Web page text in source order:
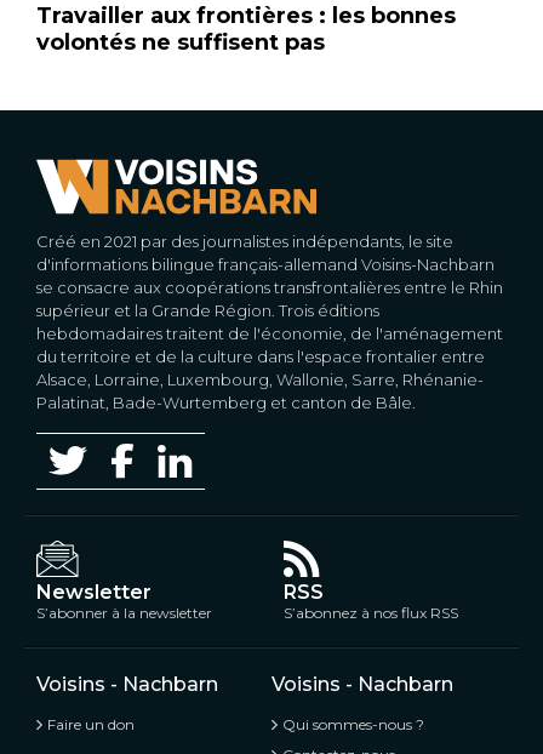
Travailler aux frontières : les bonnes
volontés ne suffisent pas
Créé en 2021 par des journalistes indépendants, le site
d'informations bilingue français-allemand Voisins-Nachbarn
se consacre aux coopérations transfrontalières entre le Rhin
supérieur et la Grande Région. Trois éditions
hebdomadaires traitent de l'économie, de l'aménagement
du territoire et de la culture dans l'espace frontalier entre
Alsace, Lorraine, Luxembourg, Wallonie, Sarre, Rhénanie-
Palatinat, Bade-Wurtemberg et canton de Bâle.
Newsletter
S’abonner à la newsletter
RSS
S’abonnez à nos flux RSS
Voisins - Nachbarn
Faire un don
Voisins - Nachbarn
Qui sommes-nous ?